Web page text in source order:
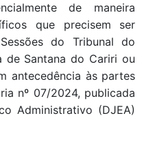
de maneira
que precisem ser
do Tribunal do
de Santana do Cariri ou
antecedência às partes
nº 07/2024, publicada
Administrativo (DJEA)